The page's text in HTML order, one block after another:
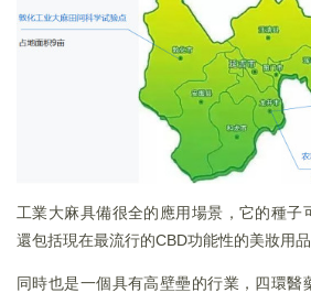
工業大麻具備很全的應用場景，它的種子
還包括現在最流行的CBD功能性的美妝用品
同時也是一個具有高壁壘的行業，四環醫